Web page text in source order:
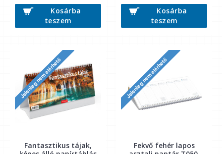
Kosárba
teszem
Kosárba
teszem
Fantasztikus tájak,
Fekvő fehér lapos